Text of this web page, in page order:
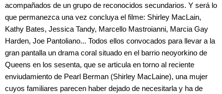
acompañados de un grupo de reconocidos secundarios. Y será lo
que permanezca una vez concluya el filme: Shirley MacLain,
Kathy Bates, Jessica Tandy, Marcello Mastroianni, Marcia Gay
Harden, Joe Pantoliano... Todos ellos convocados para llevar a la
gran pantalla un drama coral situado en el barrio neoyorkino de
Queens en los sesenta, que se articula en torno al reciente
enviudamiento de Pearl Berman (Shirley MacLaine), una mujer
cuyos familiares parecen haber dejado de necesitarla y ha de